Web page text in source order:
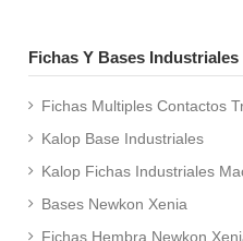
Fichas Y Bases Industriales
Fichas Multiples Contactos
Kalop Base Industriales
Kalop Fichas Industriales
Bases Newkon Xenia
Fichas Hembra Newkon